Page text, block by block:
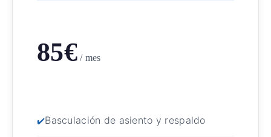
85€/ mes
Basculación de asiento y respaldo